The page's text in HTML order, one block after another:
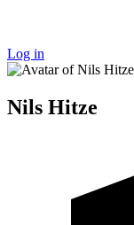
Log in
Nils Hitze